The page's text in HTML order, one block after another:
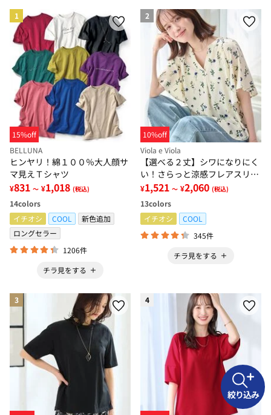
1
15%off
BELLUNA
ヒンヤリ！綿１００％大人顔サ
マ見えＴシャツ
¥831 ～ ¥1,018 (税込)
14colors
イチオシ
COOL
新色追加
ロングセラー
1206件
チラ見をする
2
10%off
Viola e Viola
【選べる２丈】シワになりにく
い！さらっと涼感フレアスリー
ブブラウス
¥1,521 ～ ¥2,060 (税込)
13colors
イチオシ
COOL
345件
チラ見をする
3 4
絞り込み